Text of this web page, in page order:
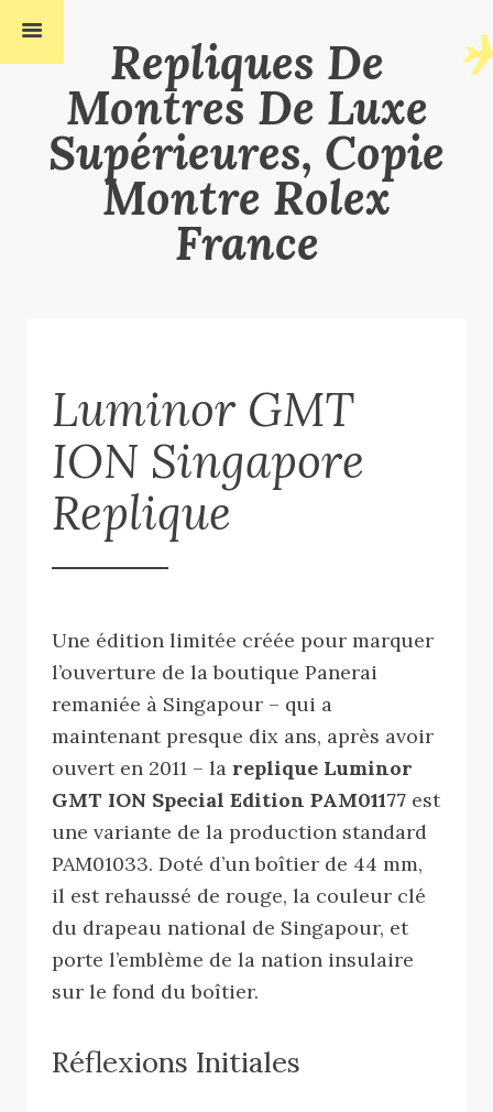
Repliques De
Montres De Luxe
Supérieures, Copie
Montre Rolex
France
Luminor GMT
ION Singapore
Replique
Une édition limitée créée pour marquer
l’ouverture de la boutique Panerai
remaniée à Singapour – qui a
maintenant presque dix ans, après avoir
ouvert en 2011 – la replique Luminor
GMT ION Special Edition PAM01177 est
une variante de la production standard
PAM01033. Doté d’un boîtier de 44 mm,
il est rehaussé de rouge, la couleur clé
du drapeau national de Singapour, et
porte l’emblème de la nation insulaire
sur le fond du boîtier.
Réflexions Initiales